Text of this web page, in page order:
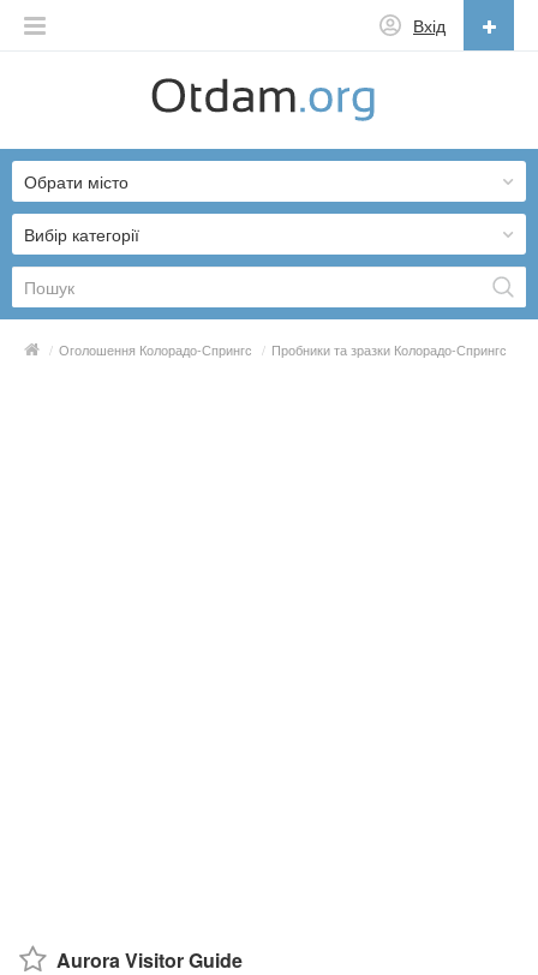
Вхід
English
Русский
Українська
Вибір категорії
Обрати місто
/ Оголошення Колорадо-Спрингс / Пробники та зразки Колорадо-Спрингс
Aurora Visitor Guide